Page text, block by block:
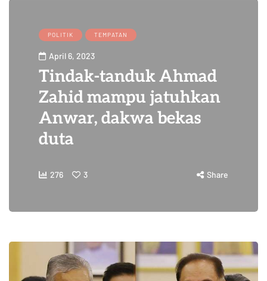
POLITIK TEMPATAN
April 6, 2023
Tindak-tanduk Ahmad
Zahid mampu jatuhkan
Anwar, dakwa bekas
duta
276 3 Share